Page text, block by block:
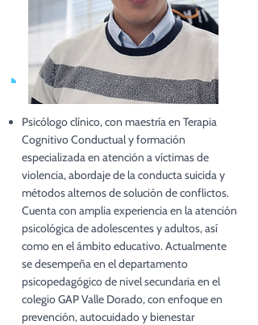
Psicólogo clínico, con maestría en Terapia
Cognitivo Conductual y formación
especializada en atención a víctimas de
violencia, abordaje de la conducta suicida y
métodos alternos de solución de conflictos.
Cuenta con amplia experiencia en la atención
psicológica de adolescentes y adultos, así
como en el ámbito educativo. Actualmente
se desempeña en el departamento
psicopedagógico de nivel secundaria en el
colegio GAP Valle Dorado, con enfoque en
prevención, autocuidado y bienestar